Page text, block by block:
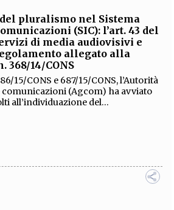
pluralismo nel Sistema
(SIC): l’art. 43 del
di media audiovisivi e
allegato alla
368/14/CONS
15/CONS e 687/15/CONS, l’Autorità
comunicazioni (Agcom) ha avviato
all’individuazione del...